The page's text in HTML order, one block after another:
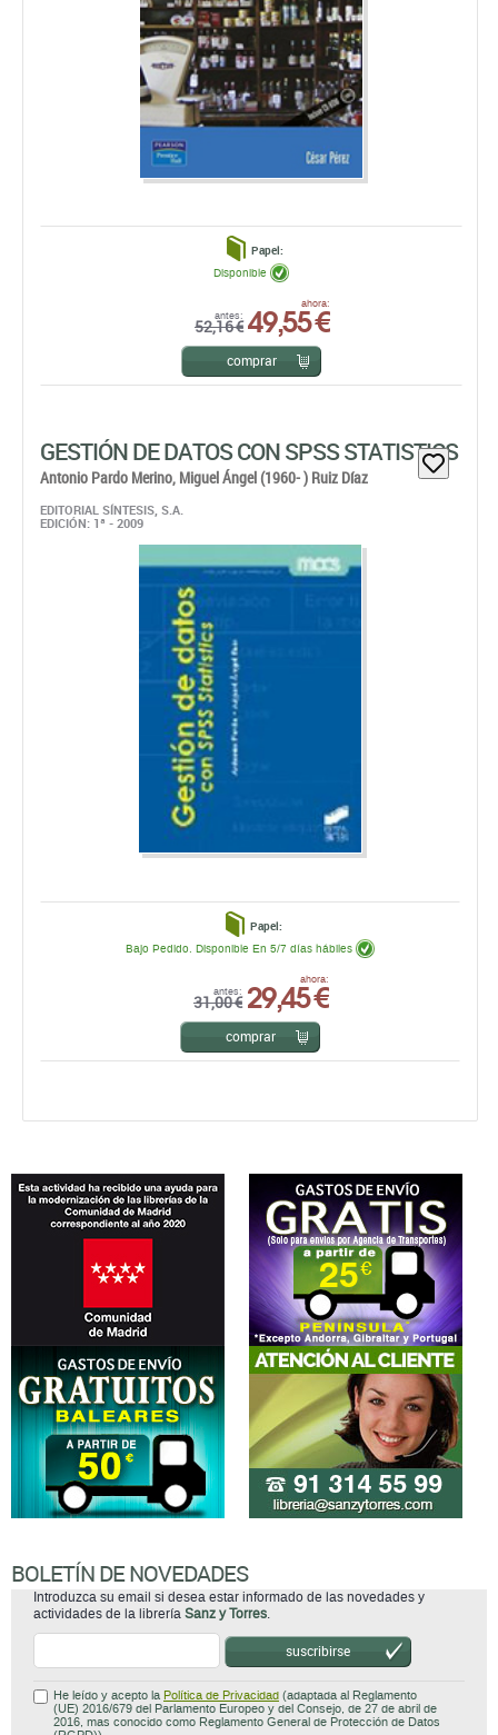
Papel:
antes:
52,16 €
ahora:
49,55 €
Disponible
comprar
GESTIÓN DE DATOS CON SPSS STATISTICS
Antonio Pardo Merino, Miguel Ángel (1960- ) Ruiz Díaz
EDITORIAL SÍNTESIS, S.A.
EDICIÓN: 1ª - 2009
Papel:
antes:
31,00 €
ahora:
29,45 €
Bajo Pedido. Disponible En 5/7 días hábiles
comprar
BOLETÍN DE NOVEDADES
Introduzca su email si desea estar informado de las novedades y
actividades de la librería Sanz y Torres.
suscribirse
He leído y acepto la Política de Privacidad (adaptada al Reglamento
(UE) 2016/679 del Parlamento Europeo y del Consejo, de 27 de abril de
2016, mas conocido como Reglamento General de Protección de Datos